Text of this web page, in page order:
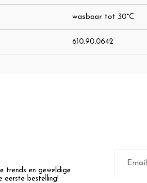
wasbaar tot 30°C
610.90.0642
trends en geweldige
eerste bestelling!